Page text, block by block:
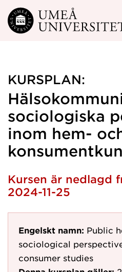
Hoppa direkt till
KURSPLAN:
sociologiska
inom hem-
Kursen är nedlagd
2024-11-25
Engelskt namn: Public
sociological
consumer studies